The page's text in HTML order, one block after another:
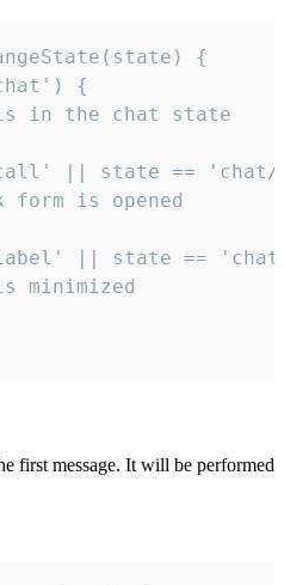
{
{
in the chat state
|| state ==
form is opened
|| state ==
minimized
first message. It will be performed